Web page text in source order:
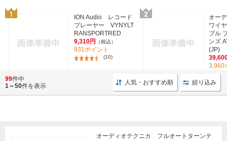
ION Audio レコード
プレーヤー VYNYLT
RANSPORTRED
9,310円
（税込）
931ポイント
(10)
オー
ワイ
ブル
ンズ
(JP)
3,960
99件中
1～50件を表示 人気・おすすめ順 絞り込み
オーディオテクニカ フルオートターンテ